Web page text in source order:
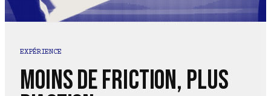
EXPÉRIENCE
Moins de friction, plus